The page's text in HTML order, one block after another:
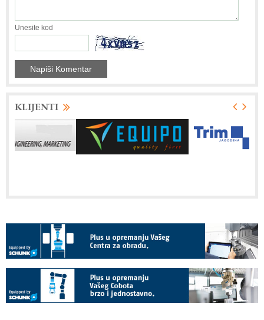
Unesite kod
KLIJENTI